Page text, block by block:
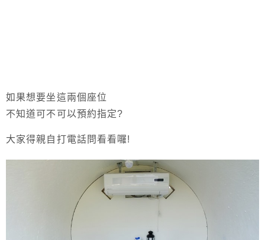
如果想要坐這兩個座位
不知道可不可以預約指定?
大家得親自打電話問看看囉!